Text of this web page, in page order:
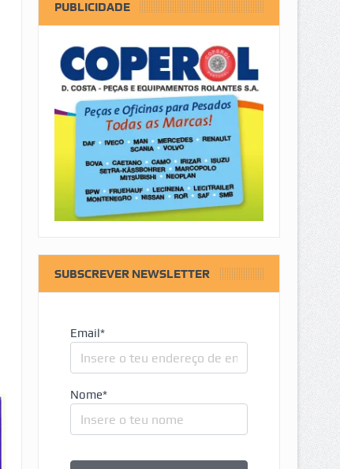
PUBLICIDADE
SUBSCREVER NEWSLETTER
Email*
Nome*